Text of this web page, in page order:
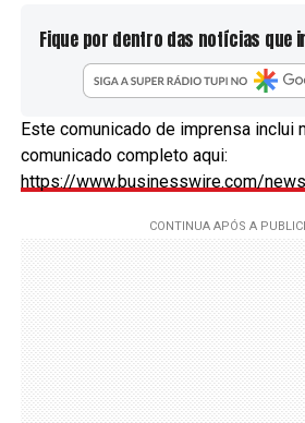
Fique por dentro das notícias que
Este comunicado de imprensa inclui
comunicado completo aqui:
https://www.businesswire.com/